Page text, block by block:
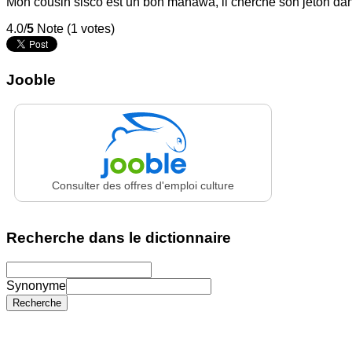
4.0/5 Note (1 votes)
Jooble
Consulter des offres d'emploi culture
Recherche dans le dictionnaire
Synonyme
Recherche